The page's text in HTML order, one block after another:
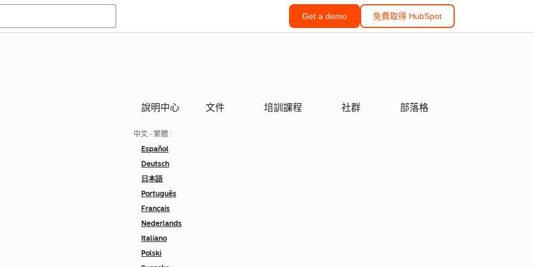
Get a demo 免費取得 HubSpot
說明中心 文件 培訓課程 社群 部落格
中文 - 繁體 :
Español
Deutsch
日本語
Português
Français
Nederlands
Italiano
Polski